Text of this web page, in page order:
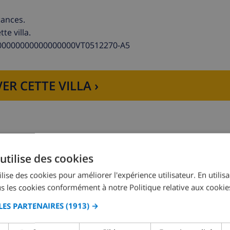
micro-ondes, lave-vaisselle, réfrigérateur-congélateur,
suite
et WC
villa.
A5
CETTE VILLA ›
Chambre à coucher 2:2x Lits individuels
des cookies
des cookies pour améliorer l'expérience utilisateur. En
les cookies conformément à notre Politique relative aux
PARTENAIRES(1913) →